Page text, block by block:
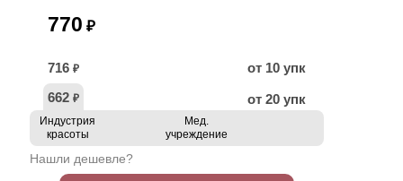
770 ₽
716 ₽
от 10 упк
662 ₽ от 20 упк
Индустрия
красоты
Мед.
учреждение
Нашли дешевле?